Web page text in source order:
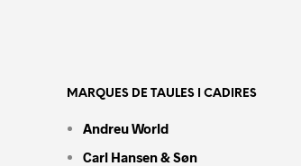
MARQUES DE TAULES I CADIRES
Andreu World
Carl Hansen & Søn